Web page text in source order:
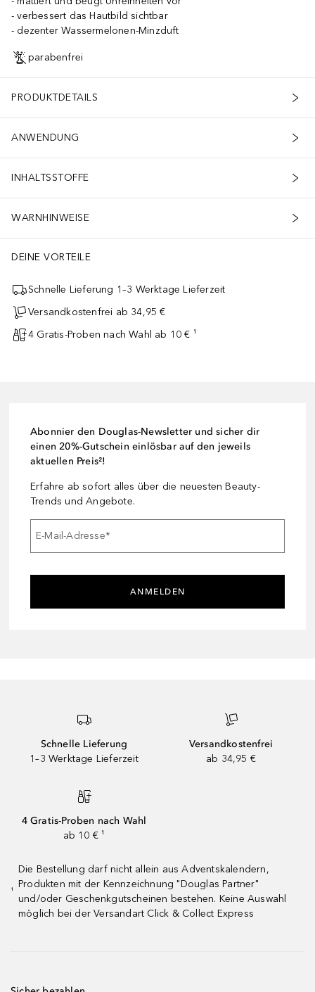
verbessert das Hautbild sichtbar
dezenter Wassermelonen-Minzduft
parabenfrei
PRODUKTDETAILS
ANWENDUNG
INHALTSSTOFFE
WARNHINWEISE
DEINE VORTEILE
Schnelle Lieferung 1–3 Werktage Lieferzeit
Versandkostenfrei ab 34,95 €
4 Gratis-Proben nach Wahl ab 10 € ¹
Abonnier den Douglas-Newsletter und sicher dir
einen 20%-Gutschein einlösbar auf den jeweils
aktuellen Preis²!
Erfahre ab sofort alles über die neuesten Beauty-
Trends und Angebote.
E-Mail-Adresse*
ANMELDEN
Schnelle Lieferung
1–3 Werktage Lieferzeit
Versandkostenfrei
ab 34,95 €
4 Gratis-Proben nach Wahl
ab 10 € ¹
¹
Die Bestellung darf nicht allein aus Adventskalendern,
Produkten mit der Kennzeichnung "Douglas Partner"
und/oder Geschenkgutscheinen bestehen. Keine Auswahl
möglich bei der Versandart Click & Collect Express